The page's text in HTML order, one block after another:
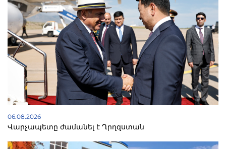
06.08.2026
Վարչապետը ժամանել է Ղրղզստան